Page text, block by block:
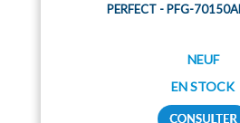
PERFECT - PFG-
NEUF
EN STOCK